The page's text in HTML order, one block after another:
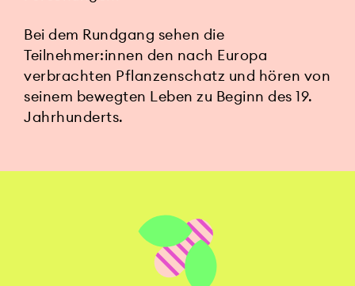
Bei dem Rundgang sehen die
Teilnehmer:innen den nach Europa
verbrachten Pflanzenschatz und hören von
seinem bewegten Leben zu Beginn des 19.
Jahrhunderts.